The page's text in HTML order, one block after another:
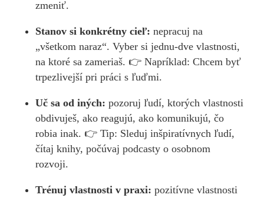
zmeniť.
Stanov si konkrétny cieľ:nepracuj na
„všetkom naraz“. Vyber si jednu-dve vlastnosti,
na ktoré sa zameriaš. 👉 Napríklad: Chcem byť
trpezlivejší pri práci s ľuďmi.
Uč sa od iných:pozoruj ľudí, ktorých vlastnosti
obdivuješ, ako reagujú, ako komunikujú, čo
robia inak. 👉 Tip: Sleduj inšpiratívnych ľudí,
čítaj knihy, počúvaj podcasty o osobnom
rozvoji.
Trénuj vlastnosti v praxi:pozitívne vlastnosti